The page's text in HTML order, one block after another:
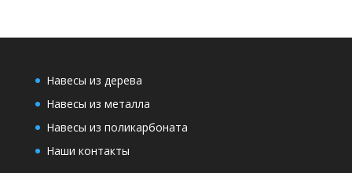
Навесы из дерева
Навесы из металла
Навесы из поликарбоната
Наши контакты